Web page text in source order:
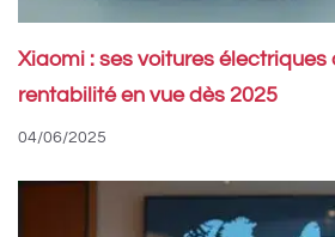
Xiaomi : ses voitures électriques
rentabilité en vue dès 2025
04/06/2025